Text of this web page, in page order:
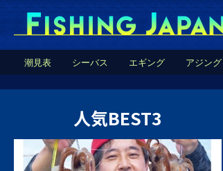
潮見表 シーバス エギング アジング
人気BEST3